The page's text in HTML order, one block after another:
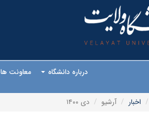
درباره دانشگاه معاونت ها
اخبار آرشیو دی ۱۴۰۰